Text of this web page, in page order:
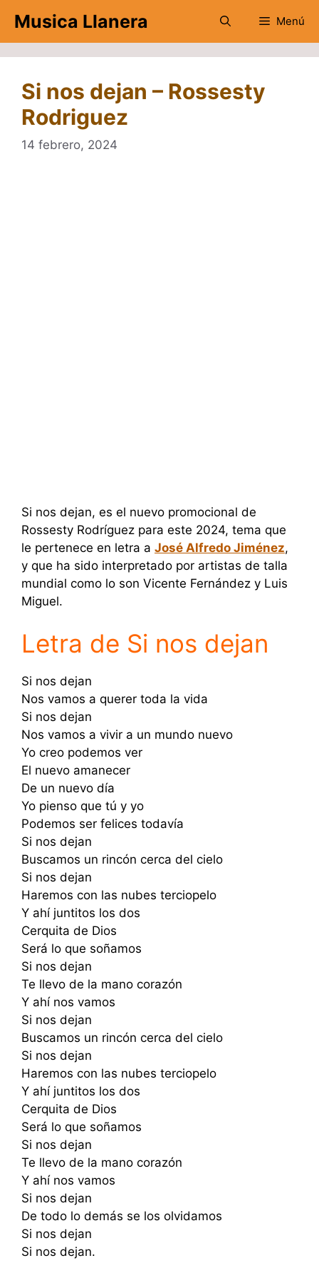
contenido
Musica Llanera Menú
Si nos dejan – Rossesty
Rodriguez
14 febrero, 2024
Si nos dejan, es el nuevo promocional de
Rossesty Rodríguez para este 2024, tema que
le pertenece en letra a José Alfredo Jiménez,
y que ha sido interpretado por artistas de talla
mundial como lo son Vicente Fernández y Luis
Miguel.
Letra de Si nos dejan
Si nos dejan
Nos vamos a querer toda la vida
Si nos dejan
Nos vamos a vivir a un mundo nuevo
Yo creo podemos ver
El nuevo amanecer
De un nuevo día
Yo pienso que tú y yo
Podemos ser felices todavía
Si nos dejan
Buscamos un rincón cerca del cielo
Si nos dejan
Haremos con las nubes terciopelo
Y ahí juntitos los dos
Cerquita de Dios
Será lo que soñamos
Si nos dejan
Te llevo de la mano corazón
Y ahí nos vamos
Si nos dejan
Buscamos un rincón cerca del cielo
Si nos dejan
Haremos con las nubes terciopelo
Y ahí juntitos los dos
Cerquita de Dios
Será lo que soñamos
Si nos dejan
Te llevo de la mano corazón
Y ahí nos vamos
Si nos dejan
De todo lo demás se los olvidamos
Si nos dejan
Si nos dejan.